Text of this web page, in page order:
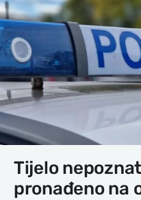
Tijelo
pronađeno na